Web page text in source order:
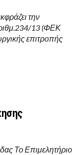
την
13 (ΦΕΚ
επιτροπής
Το Επιμελητήριο